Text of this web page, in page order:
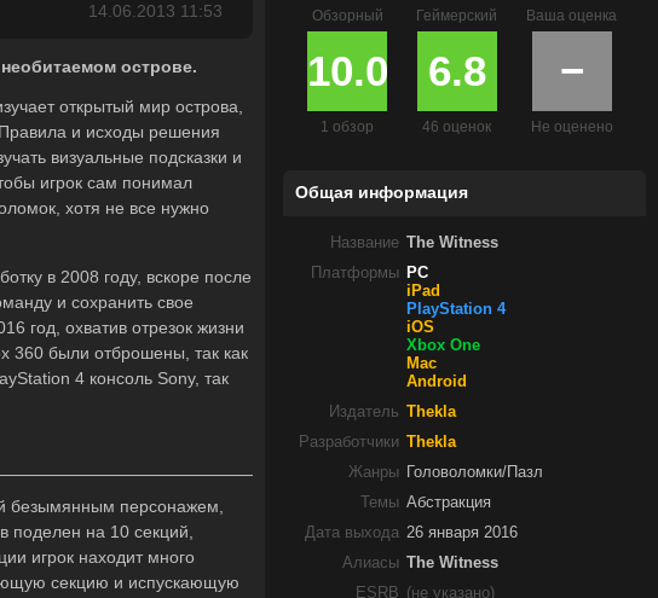
14.06.2013 11:53
острове.
открытый мир острова,
и исходы решения
визуальные подсказки и
игрок сам понимал
хотя не все нужно
в 2008 году, вскоре после
и сохранить свое
год, охватив отрезок жизни
360 были отброшены, так как
4 консоль Sony, так
безымянным персонажем,
на 10 секций,
игрок находит много
секцию и испускающую
Обзорный
10.0
1 обзор
Геймерский
6.8
46 оценок
Ваша оценка
−
Не оценено
Общая информация
Название The Witness
Платформы PC
iPad
PlayStation 4
iOS
Xbox One
Mac
Android
Издатель Thekla
Разработчики Thekla
Жанры
Головоломки/Пазл
Темы Абстракция
Дата выхода 26 января 2016
Алиасы The Witness
ESRB (не указано)